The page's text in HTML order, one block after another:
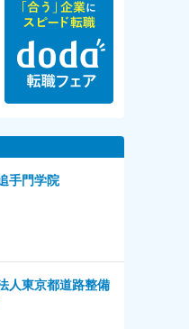
手門学院
人東京都道路整備